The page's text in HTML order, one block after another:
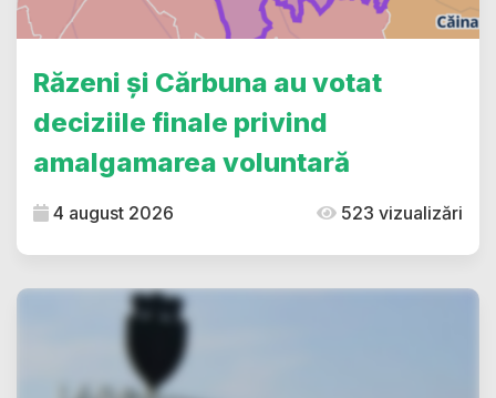
Răzeni și Cărbuna au votat
deciziile finale privind
amalgamarea voluntară
4 august 2026 523 vizualizări